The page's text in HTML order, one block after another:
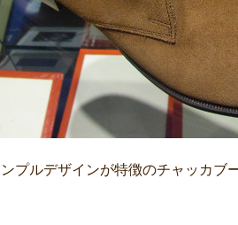
プルデザインが特徴のチャッカブー